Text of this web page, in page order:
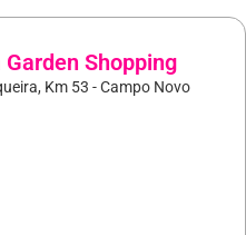
Shopping
Km 53 - Campo Novo